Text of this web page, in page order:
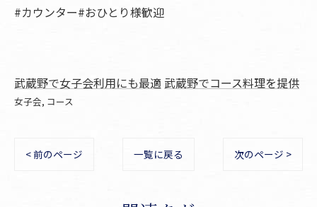
#カウンター#おひとり様歓迎
武蔵野で女子会利用にも最適 武蔵野でコース料理を提供
女子会 コース
< 前のページ 一覧に戻る 次のページ >